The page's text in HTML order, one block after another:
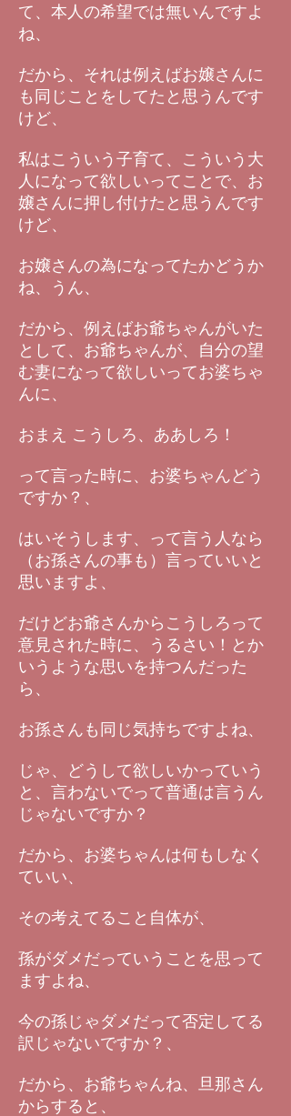
て、本人の希望では無いんですよ
ね、
だから、それは例えばお嬢さんに
も同じことをしてたと思うんです
けど、
私はこういう子育て、こういう大
人になって欲しいってことで、お
嬢さんに押し付けたと思うんです
けど、
お嬢さんの為になってたかどうか
ね、うん、
だから、例えばお爺ちゃんがいた
として、お爺ちゃんが、自分の望
む妻になって欲しいってお婆ちゃ
んに、
おまえ こうしろ、ああしろ！
って言った時に、お婆ちゃんどう
ですか？、
はいそうします、って言う人なら
（お孫さんの事も）言っていいと
思いますよ、
だけどお爺さんからこうしろって
意見された時に、うるさい！とか
いうような思いを持つんだった
ら、
お孫さんも同じ気持ちですよね、
じゃ、どうして欲しいかっていう
と、言わないでって普通は言うん
じゃないですか？
だから、お婆ちゃんは何もしなく
ていい、
その考えてること自体が、
孫がダメだっていうことを思って
ますよね、
今の孫じゃダメだって否定してる
訳じゃないですか？、
だから、お爺ちゃんね、旦那さん
からすると、